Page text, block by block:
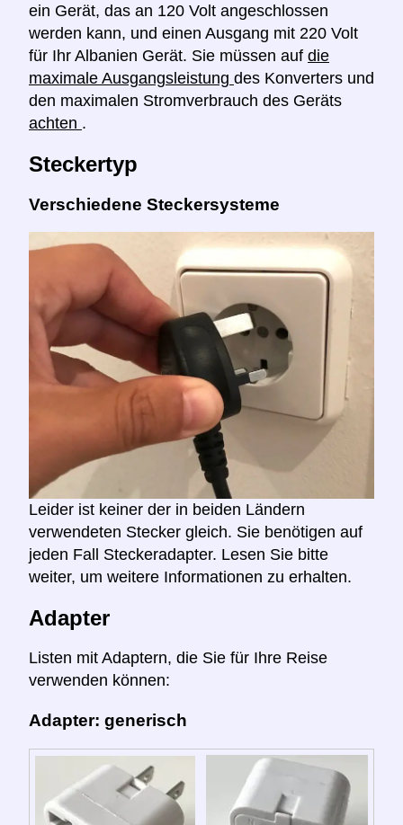
ein Gerät, das an 120 Volt angeschlossen
werden kann, und einen Ausgang mit 220 Volt
für Ihr Albanien Gerät. Sie müssen auf die
maximale Ausgangsleistung des Konverters und
den maximalen Stromverbrauch des Geräts
achten .
Steckertyp
Verschiedene Steckersysteme
Leider ist keiner der in beiden Ländern
verwendeten Stecker gleich. Sie benötigen auf
jeden Fall Steckeradapter. Lesen Sie bitte
weiter, um weitere Informationen zu erhalten.
Adapter
Listen mit Adaptern, die Sie für Ihre Reise
verwenden können:
Adapter: generisch